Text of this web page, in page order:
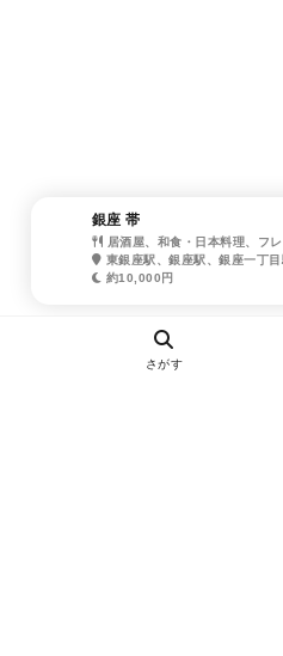
銀座 帯
居酒屋、和食・日本料理、フ
東銀座駅、銀座駅、銀座一丁
約10,000円
さがす